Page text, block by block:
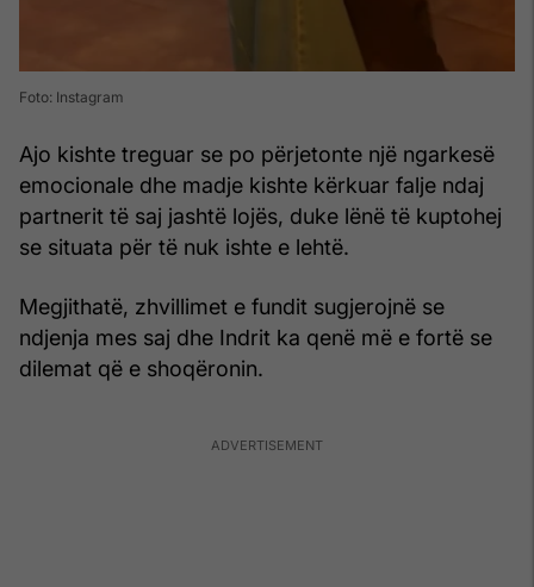
Foto: Instagram
Ajo kishte treguar se po përjetonte një ngarkesë
emocionale dhe madje kishte kërkuar falje ndaj
partnerit të saj jashtë lojës, duke lënë të kuptohej
se situata për të nuk ishte e lehtë.
Megjithatë, zhvillimet e fundit sugjerojnë se
ndjenja mes saj dhe Indrit ka qenë më e fortë se
dilemat që e shoqëronin.